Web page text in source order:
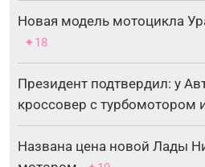
Новая модель мотоцикла
✦18
Президент подтвердил: у
кроссовер с турбомотором
Названа цена новой Лады